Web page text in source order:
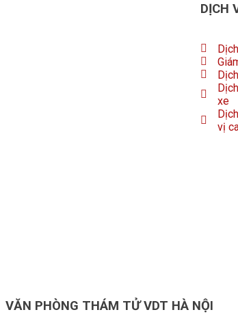
DỊCH
xe
vị
VĂN PHÒNG THÁM TỬ VDT HÀ NỘI